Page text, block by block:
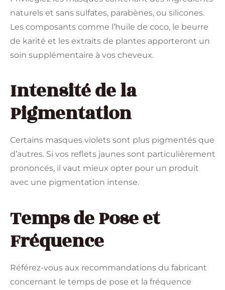
naturels et sans sulfates, parabènes, ou silicones.
Les composants comme l’huile de coco, le beurre
de karité et les extraits de plantes apporteront un
soin supplémentaire à vos cheveux.
Intensité de la
Pigmentation
Certains masques violets sont plus pigmentés que
d’autres. Si vos reflets jaunes sont particulièrement
prononcés, il vaut mieux opter pour un produit
avec une pigmentation intense.
Temps de Pose et
Fréquence
Référez-vous aux recommandations du fabricant
concernant le temps de pose et la fréquence